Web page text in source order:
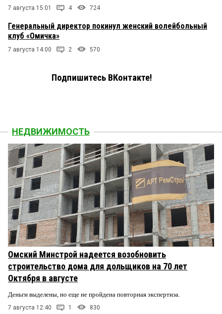
7 августа 15:01 4 724
Генеральный директор покинул женский волейбольный
клуб «Омичка»
7 августа 14:00 2 570
Подпишитесь ВКонтакте!
НЕДВИЖИМОСТЬ
Омский Минстрой надеется возобновить
строительство дома для дольщиков на 70 лет
Октября в августе
Деньги выделены, но еще не пройдена повторная экспертиза.
7 августа 12:40 1 830